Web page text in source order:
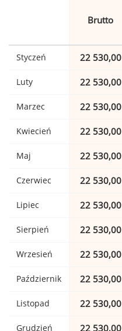
Brutto
Styczeń 22 530,00
Luty 22 530,00
Marzec 22 530,00
Kwiecień 22 530,00
Maj 22 530,00
Czerwiec 22 530,00
Lipiec 22 530,00
Sierpień 22 530,00
Wrzesień 22 530,00
Październik 22 530,00
Listopad 22 530,00
Grudzień 22 530,00